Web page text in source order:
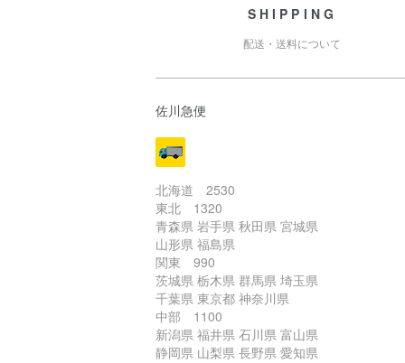
SHIPPING
配送・送料について
佐川急便
北海道 2530
東北 1320
青森県 岩手県 秋田県 宮城県
山形県 福島県
関東 990
茨城県 栃木県 群馬県 埼玉県
千葉県 東京都 神奈川県
中部 1100
新潟県 福井県 石川県 富山県
静岡県 山梨県 長野県 愛知県